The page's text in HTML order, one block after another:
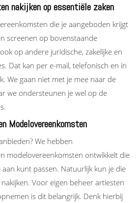
nakijken op essentiële zaken
die je aangeboden krijgt
screenen op bovenstaande
op andere juridische, zakelijke en
Dat kan per e-mail, telefonisch en in
We gaan niet met je mee naar de
we ondersteunen je wel op de
Modelovereenkomsten
We hebben
modelovereenkomsten ontwikkelt die
aan kunt passen. Natuurlijk kun je die
Voor eigen beheer artiesten
is dit belangrijk. Denk hierbij